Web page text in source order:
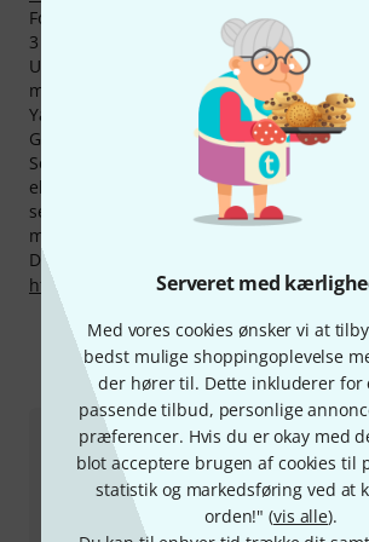
Serveret med
Med vores cookies ønsker vi at
bedst mulige shoppingoplevelse
der hører til. Dette inkluderer for
passende tilbud, personlige
præferencer. Hvis du er okay med
blot acceptere brugen af cookies til
statistik og markedsføring ved at
orden!" (vis alle).
For af opnå det bedste yder Ultimate på
3 års garanti.
Under de kendteste musikere, som køber
musikudstyr fra Ultimate, er berømtheder
Yankovic, Hannah Vasanth,Miley Cyrus,
Gentry, Tim McGraw og Howard Jones.
Selvfølgelig har vi også på produkter fra
eksklusive 30-dages-penge garanti, 3 års
service som vores kompetente fagfolk,
meget mere.
Du kan finde flere oplysninger om
http://www.ultimatesupport.com
Sådan kontakter
Kundeservice Danmark